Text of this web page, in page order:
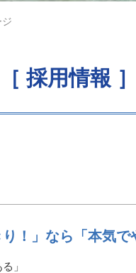
［ 採用情報 ］
り！」なら「本気で
」